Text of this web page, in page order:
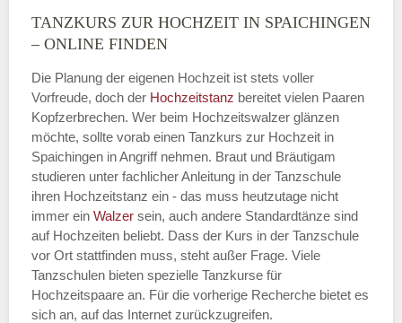
Montag
—
ÖFFNUNGSZEITEN HINZUFÜGEN
Dienstag
—
ÖFFNUNGSZEITEN HINZUFÜGEN
TANZKURS ZUR HOCHZEIT IN SPAICHINGEN
– ONLINE FINDEN
Die Planung der eigenen Hochzeit ist stets voller
Vorfreude, doch der Hochzeitstanz bereitet vielen Paaren
Kopfzerbrechen. Wer beim Hochzeitswalzer glänzen
möchte, sollte vorab einen Tanzkurs zur Hochzeit in
Spaichingen in Angriff nehmen. Braut und Bräutigam
studieren unter fachlicher Anleitung in der Tanzschule
ihren Hochzeitstanz ein - das muss heutzutage nicht
immer ein Walzer sein, auch andere Standardtänze sind
auf Hochzeiten beliebt. Dass der Kurs in der Tanzschule
vor Ort stattfinden muss, steht außer Frage. Viele
Tanzschulen bieten spezielle Tanzkurse für
Hochzeitspaare an. Für die vorherige Recherche bietet es
sich an, auf das Internet zurückzugreifen.